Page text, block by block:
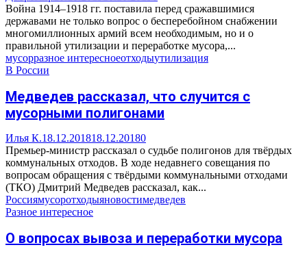
Война 1914–1918 гг. поставила перед сражавшимися
державами не только вопрос о бесперебойном снабжении
многомиллионных армий всем необходимым, но и о
правильной утилизации и переработке мусора,...
мусорразное интересноеотходыутилизация
В России
Медведев рассказал, что случится с
мусорными полигонами
Илья К.18.12.201818.12.20180
Премьер-министр рассказал о судьбе полигонов для твёрдых
коммунальных отходов. В ходе недавнего совещания по
вопросам обращения с твёрдыми коммунальными отходами
(ТКО) Дмитрий Медведев рассказал, как...
Россиямусоротходыяновостимедведев
Разное интересное
О вопросах вывоза и переработки мусора